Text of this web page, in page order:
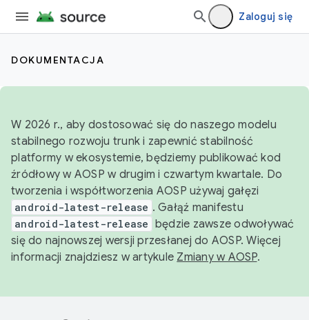
Zaloguj się
DOKUMENTACJA
W 2026 r., aby dostosować się do naszego modelu
stabilnego rozwoju trunk i zapewnić stabilność
platformy w ekosystemie, będziemy publikować kod
źródłowy w AOSP w drugim i czwartym kwartale. Do
tworzenia i współtworzenia AOSP używaj gałęzi
android-latest-release . Gałąź manifestu
android-latest-release będzie zawsze odwoływać
się do najnowszej wersji przesłanej do AOSP. Więcej
informacji znajdziesz w artykule Zmiany w AOSP.